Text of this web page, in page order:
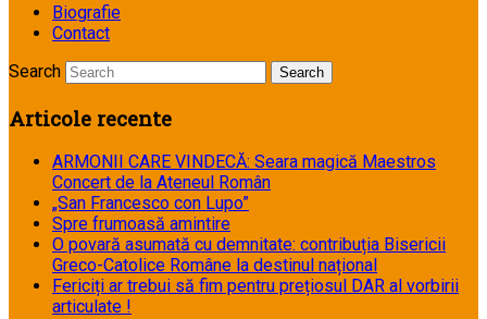
Biografie
Contact
Search
Articole recente
ARMONII CARE VINDECĂ: Seara magică Maestros
Concert de la Ateneul Român
„San Francesco con Lupo”
Spre frumoasă amintire
O povară asumată cu demnitate: contribuția Bisericii
Greco-Catolice Române la destinul național
Fericiți ar trebui să fim pentru prețiosul DAR al vorbirii
articulate !